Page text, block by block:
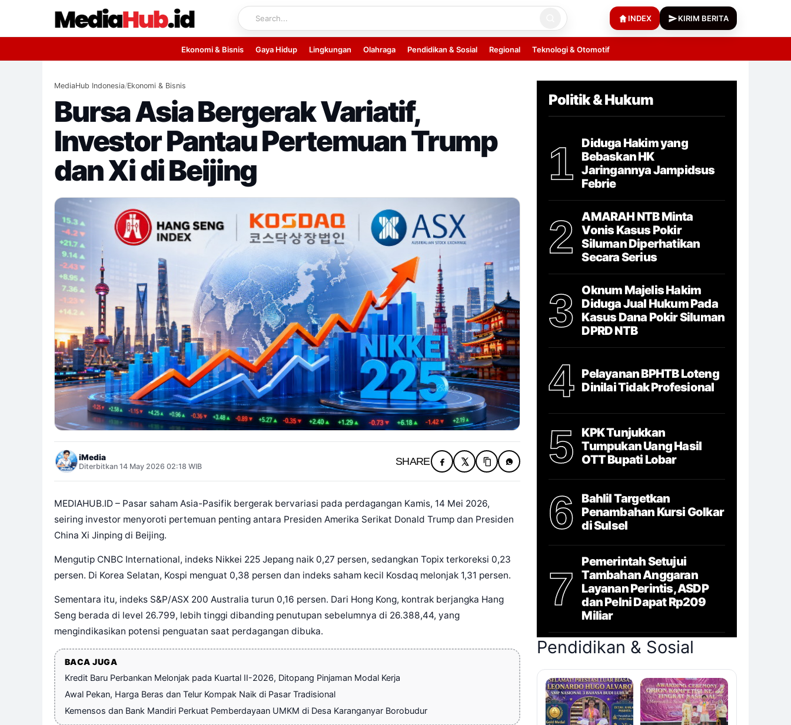
content
INDEX KIRIM BERITA
Ekonomi & Bisnis Gaya Hidup Lingkungan Olahraga Pendidikan & Sosial Regional Teknologi & Otomotif
MediaHub Indonesia/Ekonomi & Bisnis
Bursa Asia Bergerak Variatif,
Investor Pantau Pertemuan Trump
dan Xi di Beijing
iMedia
Diterbitkan 14 May 2026 02:18 WIB SHARE
MEDIAHUB.ID – Pasar saham Asia-Pasifik bergerak bervariasi pada perdagangan Kamis, 14 Mei 2026,
seiring investor menyoroti pertemuan penting antara Presiden Amerika Serikat Donald Trump dan Presiden
China Xi Jinping di Beijing.
Mengutip CNBC International, indeks Nikkei 225 Jepang naik 0,27 persen, sedangkan Topix terkoreksi 0,23
persen. Di Korea Selatan, Kospi menguat 0,38 persen dan indeks saham kecil Kosdaq melonjak 1,31 persen.
Sementara itu, indeks S&P/ASX 200 Australia turun 0,16 persen. Dari Hong Kong, kontrak berjangka Hang
Seng berada di level 26.799, lebih tinggi dibanding penutupan sebelumnya di 26.388,44, yang
mengindikasikan potensi penguatan saat perdagangan dibuka.
BACA JUGA
Kredit Baru Perbankan Melonjak pada Kuartal II-2026, Ditopang Pinjaman Modal Kerja
Awal Pekan, Harga Beras dan Telur Kompak Naik di Pasar Tradisional
Kemensos dan Bank Mandiri Perkuat Pemberdayaan UMKM di Desa Karanganyar Borobudur
Politik & Hukum
1
Diduga Hakim yang
Bebaskan HK
Jaringannya Jampidsus
Febrie
2
AMARAH NTB Minta
Vonis Kasus Pokir
Siluman Diperhatikan
Secara Serius
3
Oknum Majelis Hakim
Diduga Jual Hukum Pada
Kasus Dana Pokir Siluman
DPRD NTB
4
Pelayanan BPHTB Loteng
Dinilai Tidak Profesional
5
KPK Tunjukkan
Tumpukan Uang Hasil
OTT Bupati Lobar
6
Bahlil Targetkan
Penambahan Kursi Golkar
di Sulsel
7
Pemerintah Setujui
Tambahan Anggaran
Layanan Perintis, ASDP
dan Pelni Dapat Rp209
Miliar
Pendidikan & Sosial